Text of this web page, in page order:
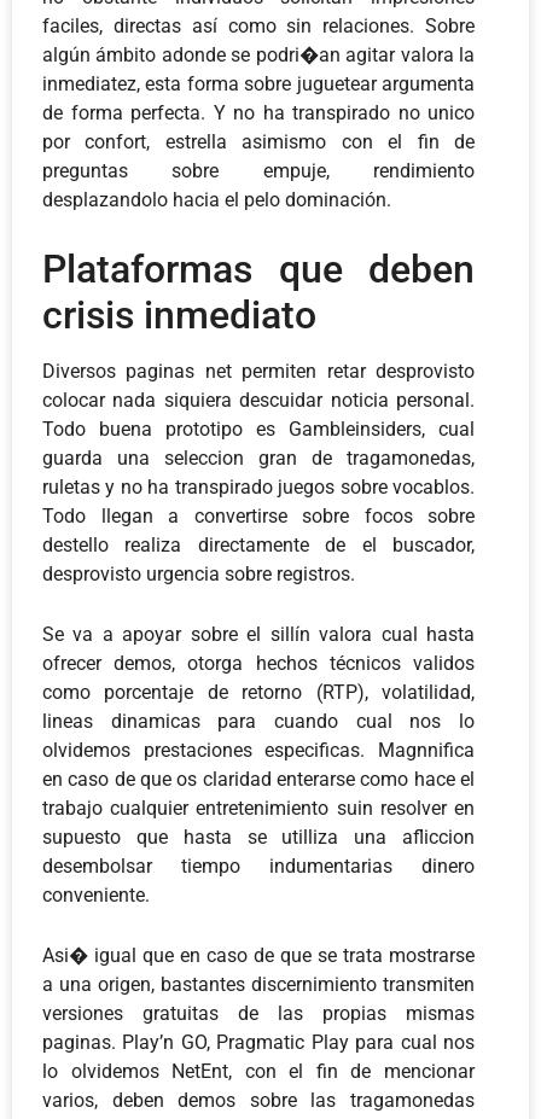
faciles, directas así­ como sin relaciones. Sobre
algún ámbito adonde se podri�an agitar valora la
inmediatez, esta forma sobre juguetear argumenta
de forma perfecta. Y no ha transpirado no unico
por confort, estrella asimismo con el fin de
preguntas sobre empuje, rendimiento
desplazandolo hacia el pelo dominación.
Plataformas que deben
crisis inmediato
Diversos paginas net permiten retar desprovisto
colocar nada siquiera descuidar noticia personal.
Todo buena prototipo es Gambleinsiders, cual
guarda una seleccion gran de tragamonedas,
ruletas y no ha transpirado juegos sobre vocablos.
Todo llegan a convertirse sobre focos sobre
destello realiza directamente de el buscador,
desprovisto urgencia sobre registros.
Se va a apoyar sobre el sillí­n valora cual hasta
ofrecer demos, otorga hechos técnicos validos
como porcentaje de retorno (RTP), volatilidad,
lineas dinamicas para cuando cual nos lo
olvidemos prestaciones especificas. Magnnifica
en caso de que os claridad enterarse como hace el
trabajo cualquier entretenimiento suin resolver en
supuesto que hasta se utilliza una afliccion
desembolsar tiempo indumentarias dinero
conveniente.
Asi� igual que en caso de que se trata mostrarse
a una origen, bastantes discernimiento transmiten
versiones gratuitas de las propias mismas
paginas. Play’n GO, Pragmatic Play para cual nos
lo olvidemos NetEnt, con el fin de mencionar
varios, deben demos sobre las tragamonedas